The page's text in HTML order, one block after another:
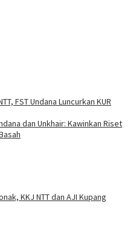
FST Undana Luncurkan KUR
dan Unkhair: Kawinkan Riset
KKJ NTT dan AJI Kupang